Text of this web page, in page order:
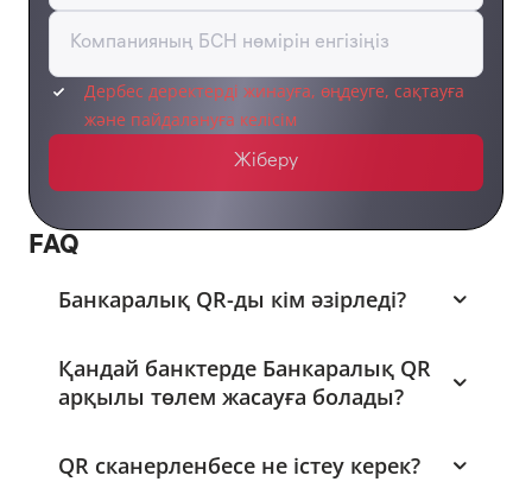
Компанияның БСН нөмірін енгізіңіз
Дербес деректерді жинауға, өңдеуге, сақтауға
және пайдалануға келісім
Жіберу
FAQ
Банкаралық QR-ды кім әзірледі?
Қандай банктерде Банкаралық QR
арқылы төлем жасауға болады?
QR сканерленбесе не істеу керек?